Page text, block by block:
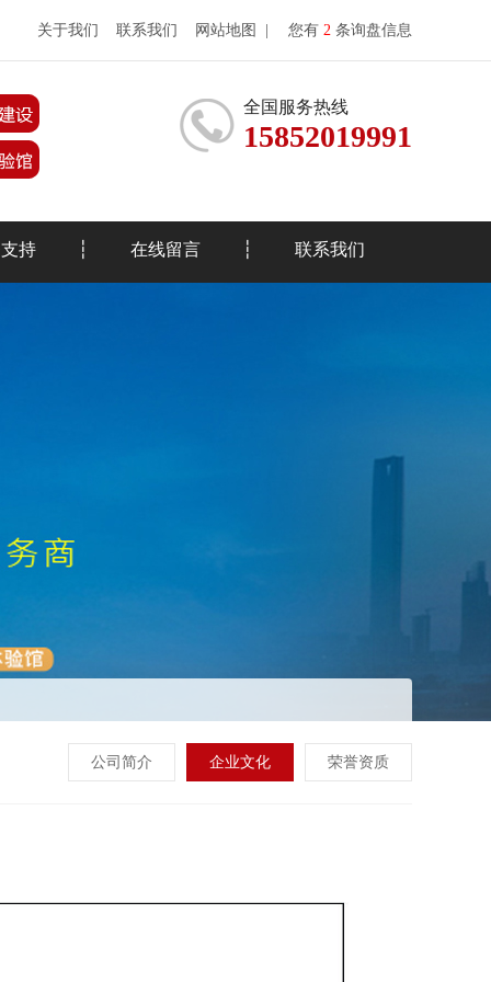
关于我们 联系我们 网站地图 您有 2 条询盘信息
全国服务热线
15852019991
持 在线留言 联系我们
公司简介 企业文化 荣誉资质